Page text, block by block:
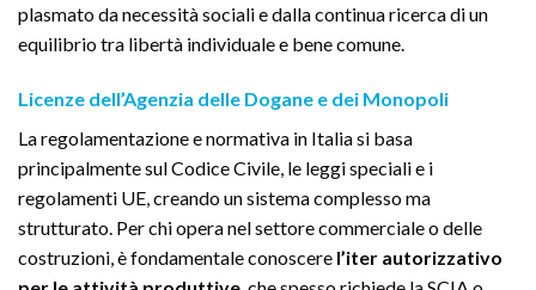
plasmato da necessità sociali e dalla continua ricerca di un
equilibrio tra libertà individuale e bene comune.
Licenze dell’Agenzia delle Dogane e dei Monopoli
La regolamentazione e normativa in Italia si basa
principalmente sul Codice Civile, le leggi speciali e i
regolamenti UE, creando un sistema complesso ma
strutturato. Per chi opera nel settore commerciale o delle
costruzioni, è fondamentale conoscere l’iter autorizzativo